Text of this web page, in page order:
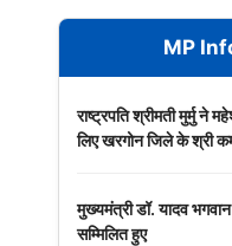
MP
राष्ट्रपति श्रीमती मुर्मु ने
लिए खरगोन जिले के श्री
मुख्यमंत्री डॉ. यादव
सम्मिलित हुए